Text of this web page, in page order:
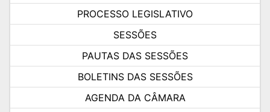
PROCESSO LEGISLATIVO
SESSÕES
PAUTAS DAS SESSÕES
BOLETINS DAS SESSÕES
AGENDA DA CÂMARA